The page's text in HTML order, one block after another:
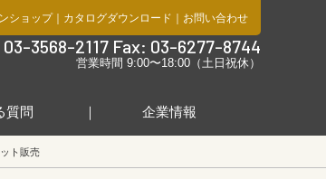
ショップ｜ カタログダウンロード ｜ お問い合わせ
3568-2117 Fax: 03-6277-8744
営業時間 9:00〜18:00（土日祝休）
質問 企業情報
ト販売